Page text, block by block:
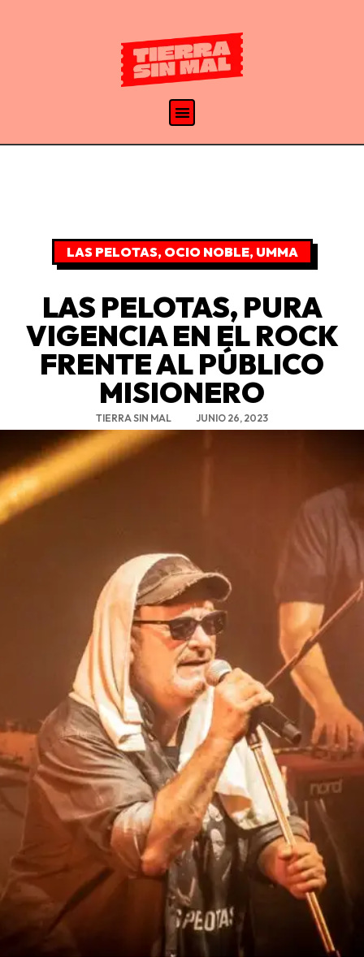
LAS PELOTAS, OCIO NOBLE, UMMA
LAS PELOTAS, PURA
VIGENCIA EN EL ROCK
FRENTE AL PÚBLICO
MISIONERO
TIERRA SIN MAL JUNIO 26, 2023